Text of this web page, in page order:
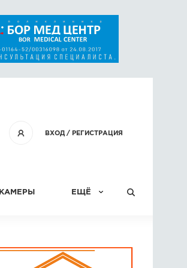
ВХОД/ РЕГИСТРАЦИЯ
КАМЕРЫ ЕЩЁ
СТАТЬИ